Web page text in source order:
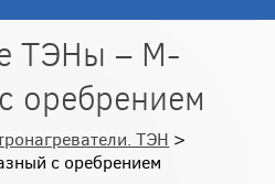
ТЭНы – М-
оребрением
ТЭН >
с оребрением